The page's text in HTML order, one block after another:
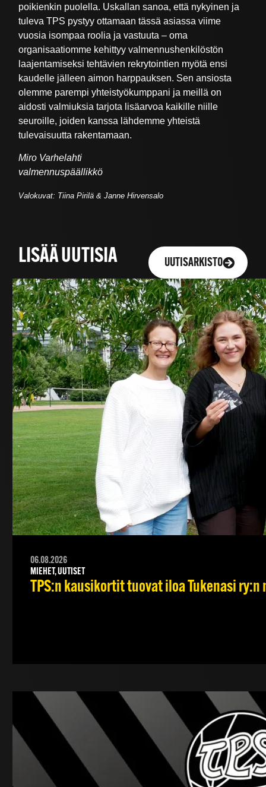
poikienkin puolella. Uskallan sanoa, että nykyinen ja
tuleva TPS pystyy ottamaan tässä asiassa viime
vuosia isompaa roolia ja vastuuta – oma
organisaatiomme kehittyy valmennushenkilöstön
laajentamiseksi tehtävien rekrytointien myötä ensi
kaudelle jälleen aimon harppauksen. Sen ansiosta
olemme parempi yhteistyökumppani ja meillä on
aidosti valmiuksia tarjota lisäarvoa kaikille niille
seuroille, joiden kanssa lähdemme yhteistä
tulevaisuutta rakentamaan.
Miro Varhelahti
valmennuspäällikkö
Valokuvat: Tiina Pirilä & Janne Hirvensalo
LISÄÄ UUTISIA UUTISARKISTO
06.08.2026
MIEHET, UUTISET
TPS:n kausikortit tuovat iloa Tukenasi